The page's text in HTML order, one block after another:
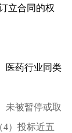
立合同的权
医药行业同类
未被暂停或取
4）投标近五